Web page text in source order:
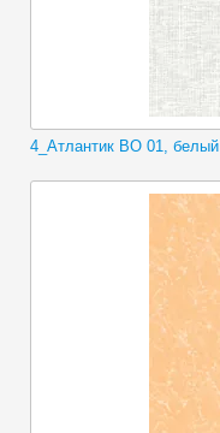
4_Атлантик ВО 01, белый